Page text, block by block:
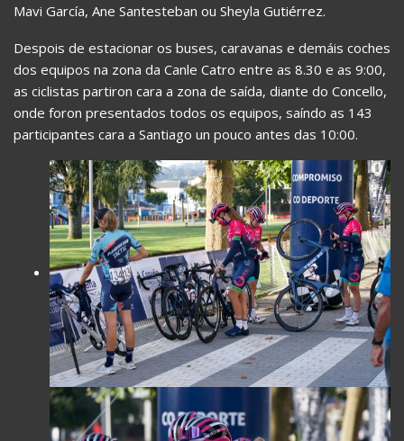
Mavi García, Ane Santesteban ou Sheyla Gutiérrez.
Despois de estacionar os buses, caravanas e demáis coches
dos equipos na zona da Canle Catro entre as 8.30 e as 9:00,
as ciclistas partiron cara a zona de saída, diante do Concello,
onde foron presentados todos os equipos, saíndo as 143
participantes cara a Santiago un pouco antes das 10:00.